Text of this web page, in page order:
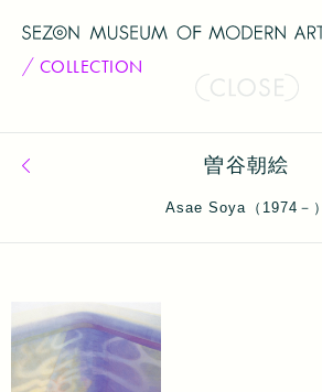
COLLECTION
コレクション一覧へ戻る曽谷朝絵
Asae Soya（1974－）